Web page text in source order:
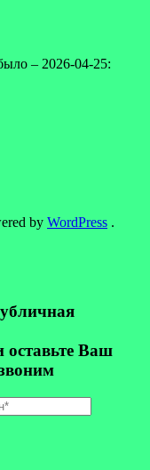
– 2026-04-25:
by WordPress .
оставьте Ваш